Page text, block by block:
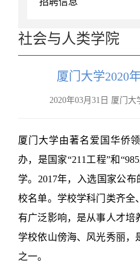
社会与人类学院
厦门大学2020
2020年03月31日 厦门
厦门大学由著名爱国华侨
办，是国家“211工程”和
学。2017年，入选国家公
校名单。学校学科门类齐全
有广泛影响，是从事人才培
学校依山傍海、风光秀丽，
之一。